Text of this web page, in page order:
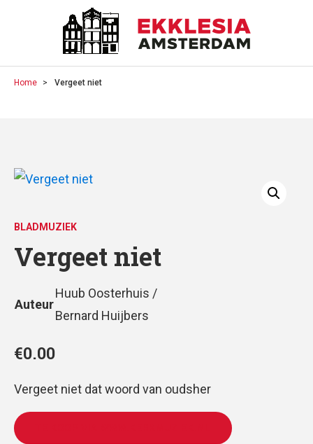
Home Vergeet niet
BLADMUZIEK
Vergeet niet
Auteur
Huub Oosterhuis /
Bernard Huijbers
€0.00
Vergeet niet dat woord van oudsher